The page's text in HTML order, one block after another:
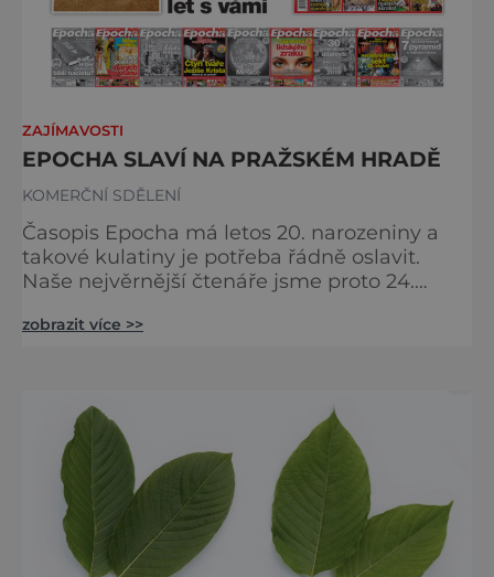
ZAJÍMAVOSTI
EPOCHA SLAVÍ NA PRAŽSKÉM HRADĚ
KOMERČNÍ SDĚLENÍ
Časopis Epocha má letos 20. narozeniny a
takové kulatiny je potřeba řádně oslavit.
Naše nejvěrnější čtenáře jsme proto 24.
epochálního – do Rudolfovy slévárny v areálu
výš psal u piva Svatopluk Čech svůj
Epochální výlet pana Broučka do 15. století.
Úchvatný prostor praskal ve
zobrazit více >>